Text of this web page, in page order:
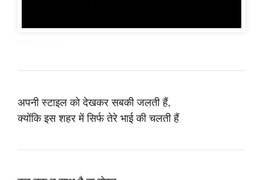
अपनी स्टाइल को देखकर सबकी जलती हैं,
क्योंकि इस शहर में सिर्फ तेरे भाई की चलती हैं